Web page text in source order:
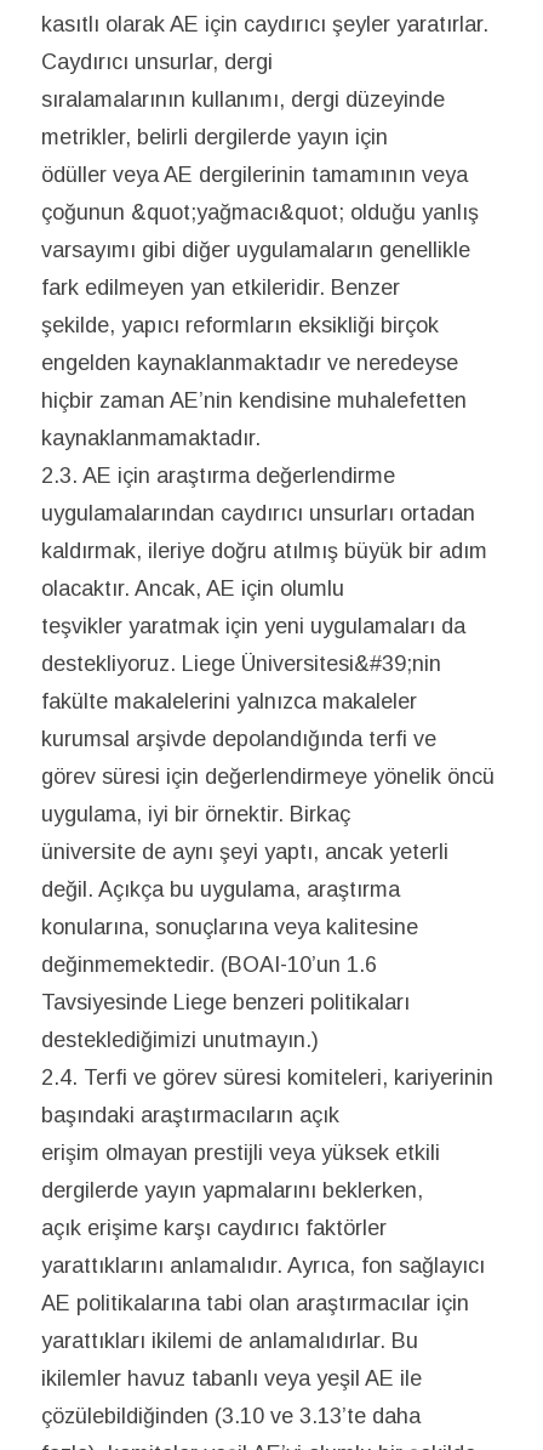
kasıtlı olarak AE için caydırıcı şeyler yaratırlar.
Caydırıcı unsurlar, dergi
sıralamalarının kullanımı, dergi düzeyinde
metrikler, belirli dergilerde yayın için
ödüller veya AE dergilerinin tamamının veya
çoğunun &quot;yağmacı&quot; olduğu yanlış
varsayımı gibi diğer uygulamaların genellikle
fark edilmeyen yan etkileridir. Benzer
şekilde, yapıcı reformların eksikliği birçok
engelden kaynaklanmaktadır ve neredeyse
hiçbir zaman AE’nin kendisine muhalefetten
kaynaklanmamaktadır.
2.3. AE için araştırma değerlendirme
uygulamalarından caydırıcı unsurları ortadan
kaldırmak, ileriye doğru atılmış büyük bir adım
olacaktır. Ancak, AE için olumlu
teşvikler yaratmak için yeni uygulamaları da
destekliyoruz. Liege Üniversitesi&#39;nin
fakülte makalelerini yalnızca makaleler
kurumsal arşivde depolandığında terfi ve
görev süresi için değerlendirmeye yönelik öncü
uygulama, iyi bir örnektir. Birkaç
üniversite de aynı şeyi yaptı, ancak yeterli
değil. Açıkça bu uygulama, araştırma
konularına, sonuçlarına veya kalitesine
değinmemektedir. (BOAI-10’un 1.6
Tavsiyesinde Liege benzeri politikaları
desteklediğimizi unutmayın.)
2.4. Terfi ve görev süresi komiteleri, kariyerinin
başındaki araştırmacıların açık
erişim olmayan prestijli veya yüksek etkili
dergilerde yayın yapmalarını beklerken,
açık erişime karşı caydırıcı faktörler
yarattıklarını anlamalıdır. Ayrıca, fon sağlayıcı
AE politikalarına tabi olan araştırmacılar için
yarattıkları ikilemi de anlamalıdırlar. Bu
ikilemler havuz tabanlı veya yeşil AE ile
çözülebildiğinden (3.10 ve 3.13’te daha